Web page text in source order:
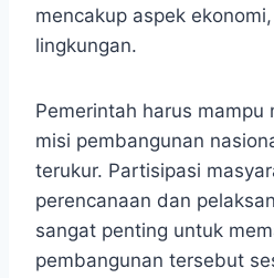
mencakup aspek
lingkungan.
Pemerintah harus mampu
misi pembangunan
terukur. Partisipasi
perencanaan dan
sangat penting untuk
pembangunan tersebut